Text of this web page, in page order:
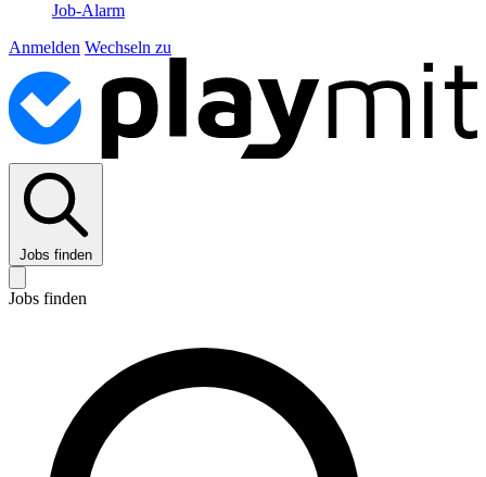
Job-Alarm
Anmelden Wechseln zu
Jobs finden
Jobs finden